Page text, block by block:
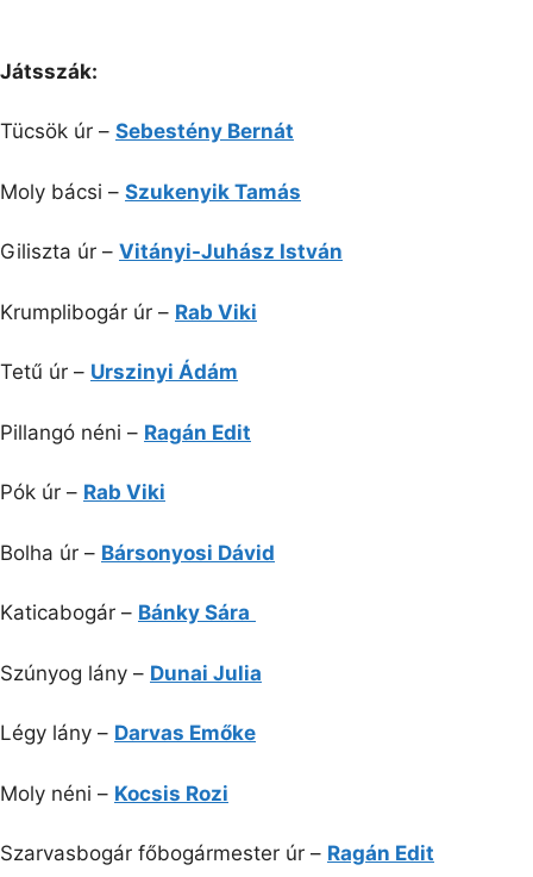
Játsszák:
Tücsök úr – Sebestény Bernát
Moly bácsi – Szukenyik Tamás
Giliszta úr – Vitányi-Juhász István
Krumplibogár úr – Rab Viki
Tetű úr – Urszinyi Ádám
Pillangó néni – Ragán Edit
Pók úr – Rab Viki
Bolha úr – Bársonyosi Dávid
Katicabogár – Bánky Sára
Szúnyog lány – Dunai Julia
Légy lány – Darvas Emőke
Moly néni – Kocsis Rozi
Szarvasbogár főbogármester úr – Ragán Edit